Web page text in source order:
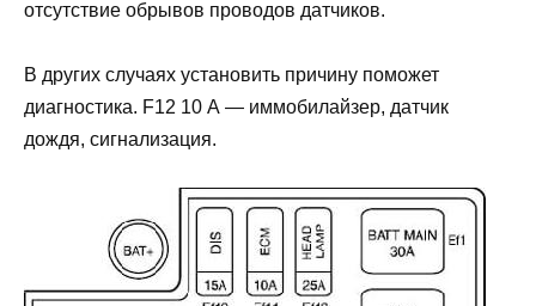
отсутствие обрывов проводов датчиков.
В других случаях установить причину поможет
диагностика. F12 10 А — иммобилайзер, датчик
дождя, сигнализация.